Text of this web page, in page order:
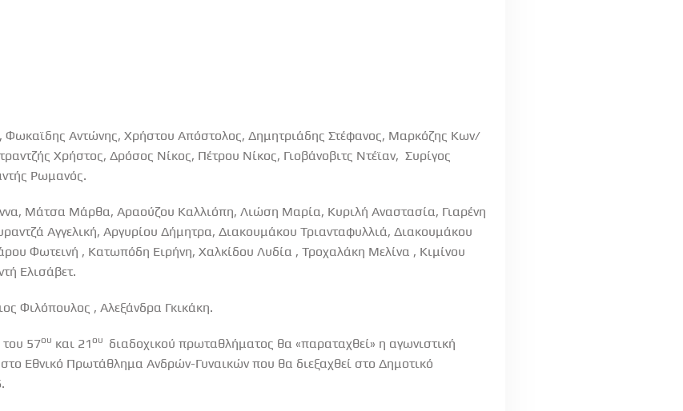
Φωκαϊδης Αντώνης, Χρήστου Απόστολος, Δημητριάδης Στέφανος, Μαρκόζης Κων/
Χρήστος, Δρόσος Νίκος, Πέτρου Νίκος, Γιοβάνοβιτς Ντέϊαν, Συρίγος
Ρωμανός.
Μάτσα Μάρθα, Αραούζου Καλλιόπη, Λιώση Μαρία, Κυριλή Αναστασία, Γιαρένη
Αγγελική, Αργυρίου Δήμητρα, Διακουμάκου Τριανταφυλλιά, Διακουμάκου
Φωτεινή , Κατωπόδη Ειρήνη, Χαλκίδου Λυδία , Τροχαλάκη Μελίνα , Κιμίνου
Ελισάβετ.
Φιλόπουλος , Αλεξάνδρα Γκικάκη.
του 57ου και 21ου
διαδοχικού πρωταθλήματος θα «παραταχθεί» η αγωνιστική
Εθνικό Πρωτάθλημα Ανδρών-Γυναικών που θα διεξαχθεί στο Δημοτικό